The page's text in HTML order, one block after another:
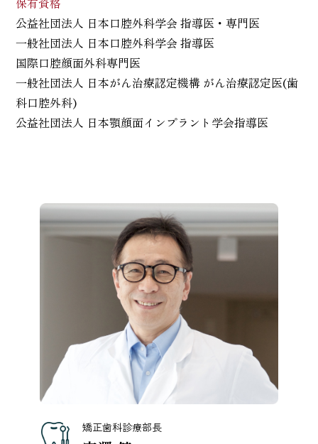
公益社団法人 日本口腔外科学会 指導医・専門医
一般社団法人 日本口腔外科学会 指導医
国際口腔顔面外科専門医
一般社団法人 日本がん治療認定機構 がん治療認定医(歯
科口腔外科)
公益社団法人 日本顎顔面インプラント学会指導医
矯正歯科診療部長